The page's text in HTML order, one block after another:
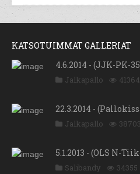
KATSOTUIMMAT GALLERIAT
4.6.2014 - (JJK-PK-
Jalkapallo 41364
22.3.2014 -
Jalkapallo 38703
5.1.2013 - (OLS N-
Salibandy 34355